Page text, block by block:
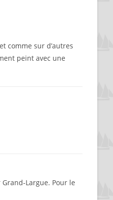
comme sur d’autres
peint avec une
Largue. Pour le